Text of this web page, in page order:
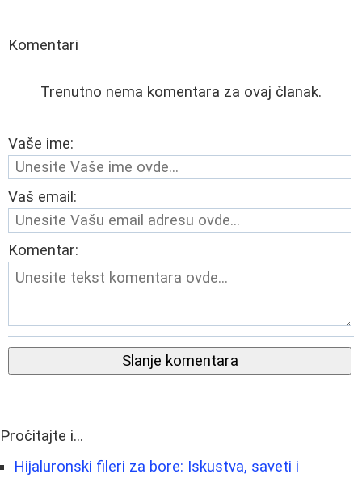
Komentari
Trenutno nema komentara za ovaj članak.
Vaše ime:
Vaš email:
Komentar:
Slanje komentara
Pročitajte i...
Hijaluronski fileri za bore: Iskustva, saveti i